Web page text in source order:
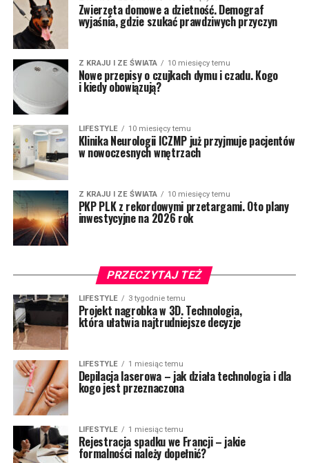
Zwierzęta domowe a dzietność. Demograf
wyjaśnia, gdzie szukać prawdziwych przyczyn
Z KRAJU I ZE ŚWIATA 10 miesięcy temu
Nowe przepisy o czujkach dymu i czadu. Kogo
i kiedy obowiązują?
LIFESTYLE 10 miesięcy temu
Klinika Neurologii ICZMP już przyjmuje pacjentów
w nowoczesnych wnętrzach
Z KRAJU I ZE ŚWIATA 10 miesięcy temu
PKP PLK z rekordowymi przetargami. Oto plany
inwestycyjne na 2026 rok
PRZECZYTAJ TEŻ
LIFESTYLE 3 tygodnie temu
Projekt nagrobka w 3D. Technologia,
która ułatwia najtrudniejsze decyzje
LIFESTYLE 1 miesiąc temu
Depilacja laserowa – jak działa technologia i dla
kogo jest przeznaczona
LIFESTYLE 1 miesiąc temu
Rejestracja spadku we Francji – jakie
formalności należy dopełnić?